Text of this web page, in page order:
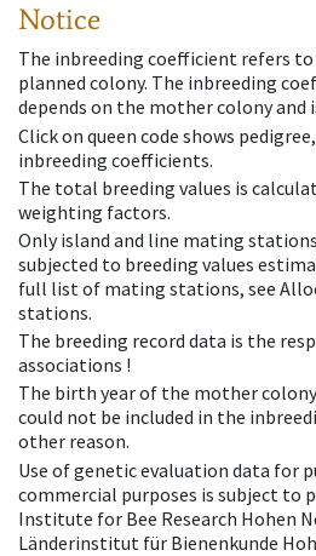
Notice
The inbreeding coefficient refers
planned colony. The inbreeding
depends on the mother colony and
Click on queen code shows
inbreeding coefficients.
The total breeding values is
weighting factors.
Only island and line mating
subjected to breeding values
full list of mating stations, see
stations.
The breeding record data is the
associations !
The birth year of the mother
could not be included in the
other reason.
Use of genetic evaluation data for
commercial purposes is subject to
Institute for Bee Research Hohen
Länderinstitut für Bienenkunde